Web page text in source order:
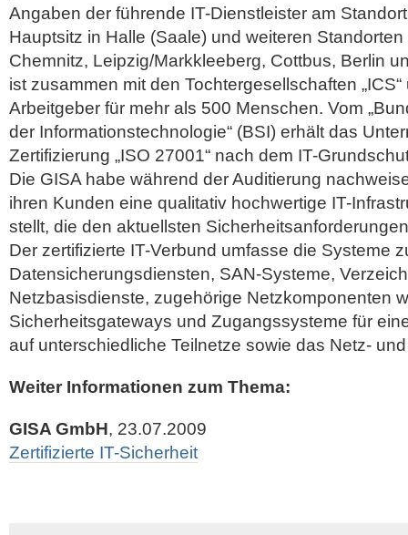
Angaben der führende IT-Dienstleister am
Hauptsitz in Halle (Saale) und weiteren
Chemnitz, Leipzig/Markkleeberg, Cottbus, Berlin
ist zusammen mit den Tochtergesellschaften „ICS“
Arbeitgeber für mehr als 500 Menschen. Vom
der Informationstechnologie“ (BSI) erhält das
Zertifizierung „ISO 27001“ nach dem IT-
Die GISA habe während der Auditierung
ihren Kunden eine qualitativ hochwertige IT-
stellt, die den aktuellsten
Der zertifizierte IT-Verbund umfasse die Systeme
Datensicherungsdiensten, SAN-Systeme,
Netzbasisdienste, zugehörige Netzkomponenten
Sicherheitsgateways und Zugangssysteme für
auf unterschiedliche Teilnetze sowie das Netz-
Weiter Informationen zum Thema:
GISA GmbH, 23.07.2009
Zertifizierte IT-Sicherheit